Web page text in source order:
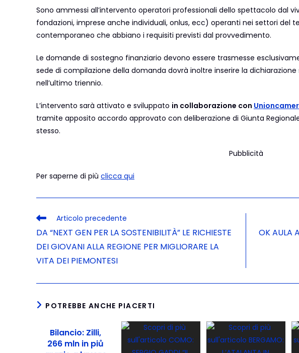
Sono ammessi all’intervento operatori professionali dello spettacolo dal
fondazioni, imprese anche individuali, onlus, ecc) operanti nei settori del
contemporaneo che abbiano i requisiti previsti dal provvedimento.
Le domande di sostegno finanziario devono essere trasmesse
sede di compilazione della domanda dovrà inoltre inserire la
nell’ultimo triennio.
L’intervento sarà attivato e sviluppato in collaborazione con
tramite apposito accordo approvato con deliberazione di Giunta
stesso.
Pubblicità
Per saperne di più clicca qui
Articolo precedente
DA “NEXT GEN PER LA SOSTENIBILITÀ” LE RICHIESTE
DEI GIOVANI ALLA REGIONE PER MIGLIORARE LA
VITA DEI PIEMONTESI
OK AULA
POTREBBE ANCHE PIACERTI
Bilancio: Zilli,
266 mln in piů